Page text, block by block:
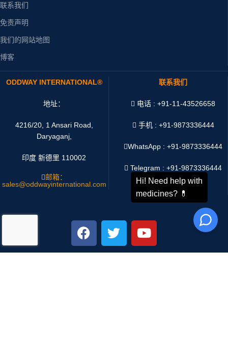
联系我们
免责声明
我们的网站地图
博客
ODDWAY INTERNATIONAL®
地址：
4216/20, 1 Ansari Road,
Daryaganj,
印度 新德里 110002
邮箱：
sales@oddwayinternational.com
联系我们
电话 : +91-11-43526658
手机 : +91-9873336444
WhatsApp :+91-9873336444
Telegram : +91-9873336444
微信 : Oddway2010